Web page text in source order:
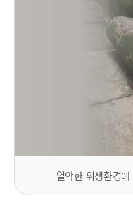
열악한 위생환경